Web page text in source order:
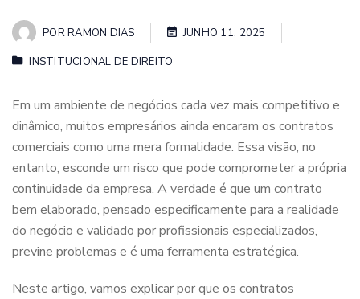
PORRAMON DIAS
JUNHO 11, 2025
INSTITUCIONAL DE DIREITO
Em um ambiente de negócios cada vez mais competitivo e
dinâmico, muitos empresários ainda encaram os contratos
comerciais como uma mera formalidade. Essa visão, no
entanto, esconde um risco que pode comprometer a própria
continuidade da empresa. A verdade é que um contrato
bem elaborado, pensado especificamente para a realidade
do negócio e validado por profissionais especializados,
previne problemas e é uma ferramenta estratégica.
Neste artigo, vamos explicar por que os contratos